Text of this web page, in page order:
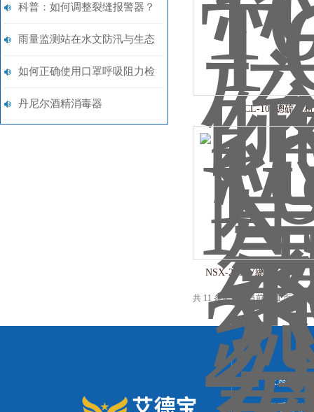
体氨氮含量的关键
科普：如何调整裂缝报警器？
雨量监测站在水文防汛与生态
监测中的应用发展
如何正确使用口罩呼吸阻力检
测仪进行测试？
丹尼尔酒精消毒器 TCL-100總硫分
NSX-2100V總硫分析儀
共 11 条记录，当前 1 / 1 页 首
联系人：